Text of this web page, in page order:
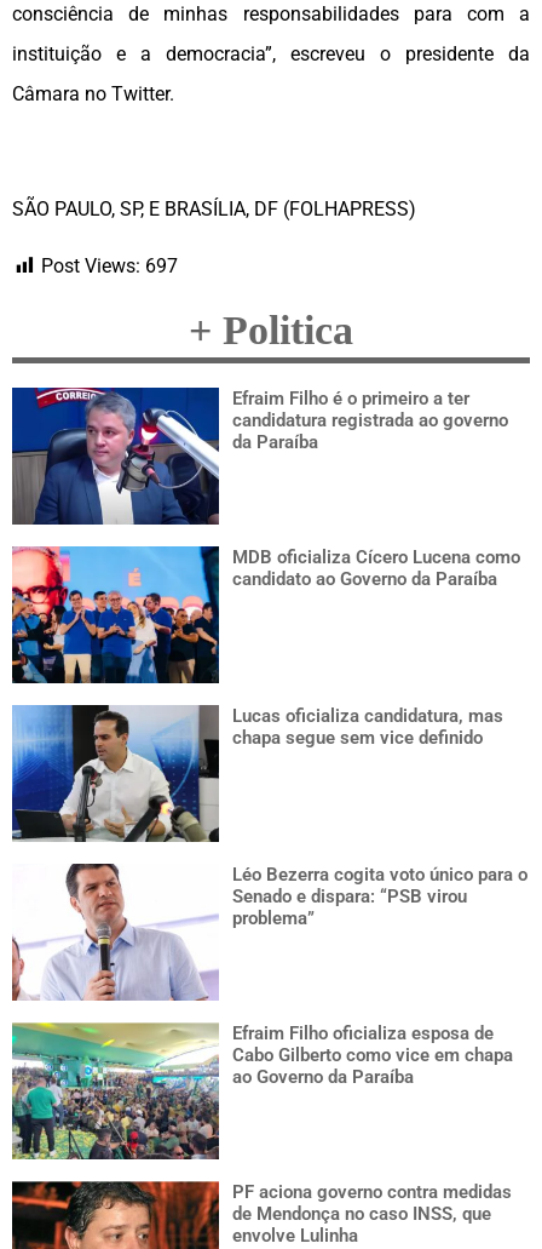
consciência de minhas responsabilidades para com a
instituição e a democracia”, escreveu o presidente da
Câmara no Twitter.
SÃO PAULO, SP, E BRASÍLIA, DF (FOLHAPRESS)
Post Views: 697
+ Politica
Efraim Filho é o primeiro a ter
candidatura registrada ao governo
da Paraíba
MDB oficializa Cícero Lucena como
candidato ao Governo da Paraíba
Lucas oficializa candidatura, mas
chapa segue sem vice definido
Léo Bezerra cogita voto único para o
Senado e dispara: “PSB virou
problema”
Efraim Filho oficializa esposa de
Cabo Gilberto como vice em chapa
ao Governo da Paraíba
PF aciona governo contra medidas
de Mendonça no caso INSS, que
envolve Lulinha